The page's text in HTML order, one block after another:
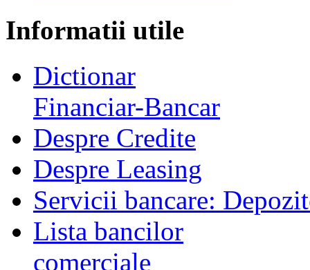
Informatii utile
Dictionar
Financiar-Bancar
Despre Credite
Despre Leasing
Servicii bancare:
Lista bancilor
comerciale